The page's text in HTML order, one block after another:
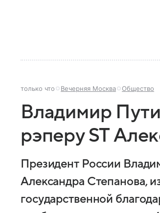
только что Вечерняя Москва Общество
Владимир
рэперу ST
Президент России
Александра Степанова,
государственной